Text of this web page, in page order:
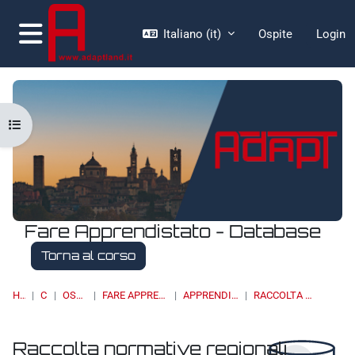
Vai al contenuto principale
Pannello laterale
Italiano ‎(it)‎ Ospite Login
Fare Apprendistato - Database
Torna al corso
HOME CORSI OSSERVATORI FARE APPRENDISTATO - DATABASE APPRENDISTATO DI I LIVELLO RACCOLTA NORMATIVE REGIONALI
Apri indice del corso
Raccolta normative regionali